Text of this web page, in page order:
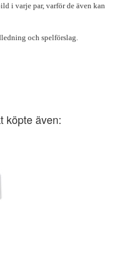
i varje par, varför de även kan
och spelförslag.
köpte även: